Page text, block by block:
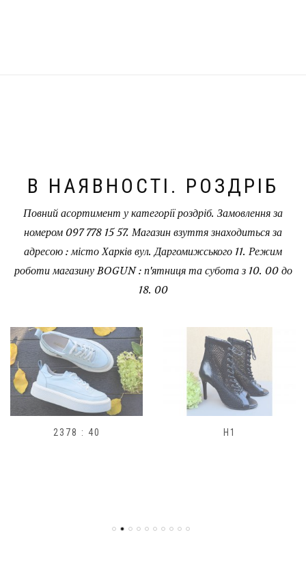
В НАЯВНОСТІ. РОЗДРІБ
Повний асортимент у категорії роздріб. Замовлення за
номером 097 778 15 57. Магазин взуття знаходиться за
адресою : місто Харків вул. Даргомижського 11. Режим
роботи магазину BOGUN : п'ятниця та субота з 10. 00 до
18. 00
2378 : 40 H1